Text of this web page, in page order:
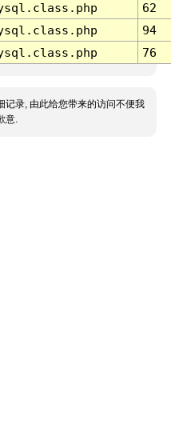
62
94
76
记录, 由此给您带来的访问不便我
意.